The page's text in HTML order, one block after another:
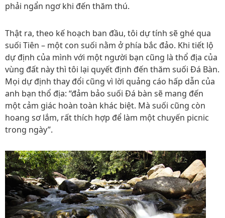
phải ngẩn ngơ khi đến thăm thú.
Thật ra, theo kế hoạch ban đầu, tôi dự tính sẽ ghé qua
suối Tiên – một con suối nằm ở phía bắc đảo. Khi tiết lộ
dự định của mình với một người bạn cũng là thổ địa của
vùng đất này thì tôi lại quyết định đến thăm suối Đá Bàn.
Mọi dự định thay đổi cũng vì lời quảng cáo hấp dẫn của
anh bạn thổ địa: “đảm bảo suối Đá bàn sẽ mang đến
một cảm giác hoàn toàn khác biệt. Mà suối cũng còn
hoang sơ lắm, rất thích hợp để làm một chuyến picnic
trong ngày”.